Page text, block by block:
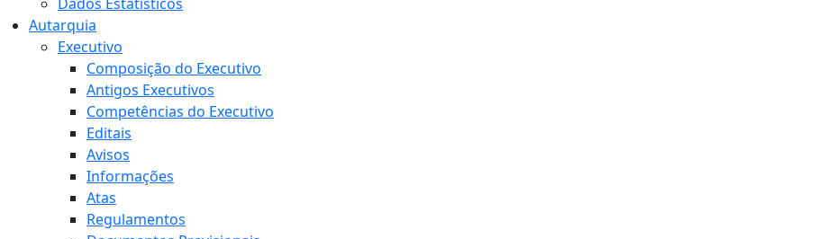
Autarquia
Executivo
Composição do Executivo
Antigos Executivos
Competências do Executivo
Editais
Avisos
Informações
Atas
Regulamentos